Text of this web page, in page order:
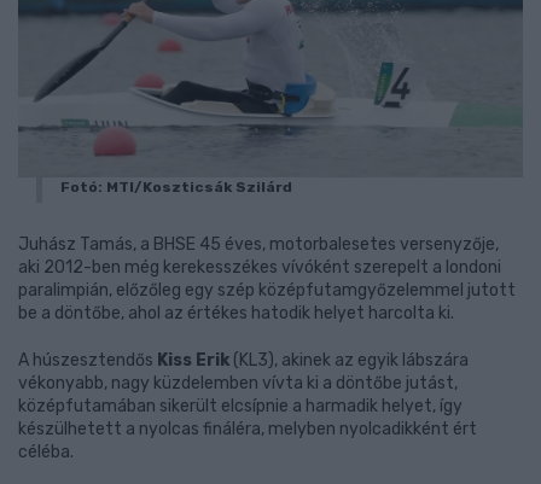
Fotó: MTI/Koszticsák Szilárd
Juhász Tamás, a BHSE 45 éves, motorbalesetes versenyzője,
aki 2012-ben még kerekesszékes vívóként szerepelt a londoni
paralimpián, előzőleg egy szép középfutamgyőzelemmel jutott
be a döntőbe, ahol az értékes hatodik helyet harcolta ki.
A húszesztendős Kiss Erik (KL3), akinek az egyik lábszára
vékonyabb, nagy küzdelemben vívta ki a döntőbe jutást,
középfutamában sikerült elcsípnie a harmadik helyet, így
készülhetett a nyolcas fináléra, melyben nyolcadikként ért
céléba.